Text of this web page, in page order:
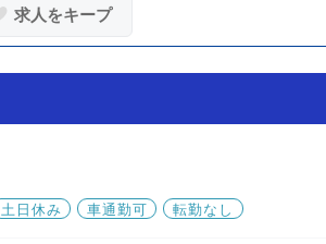
求人をキープ
土日休み 車通勤可 転勤なし